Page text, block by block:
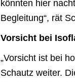
könnten hier
Begleitung“, rät
Vorsicht bei
„Vorsicht ist bei
Schautz weiter.